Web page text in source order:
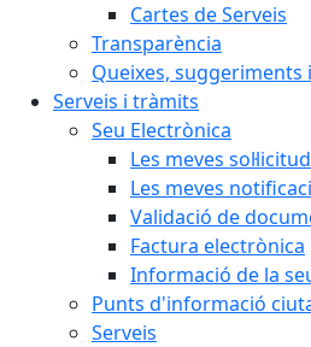
Cartes de Serveis
Transparència
Queixes, suggeriments
Serveis i tràmits
Seu Electrònica
Les meves
Les meves
Validació de
Factura electrònica
Informació de la
Punts d'informació
Serveis